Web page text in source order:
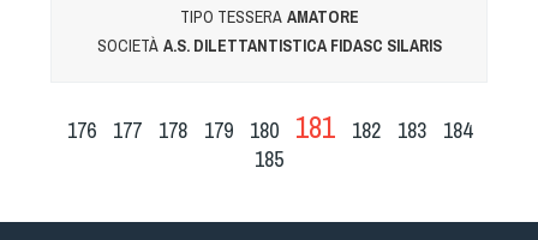
TIPO TESSERA AMATORE
SOCIETÀ A.S. DILETTANTISTICA FIDASC SILARIS
176 177 178 179 180 181 182 183
184
185